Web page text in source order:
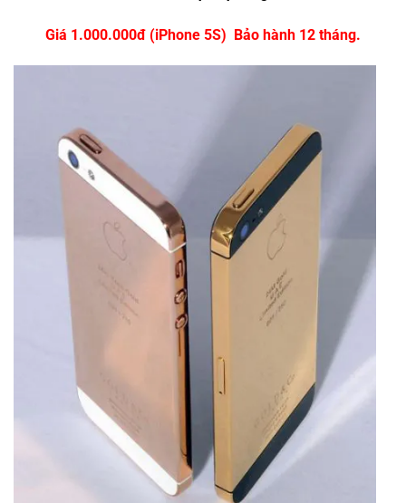
Giá 1.000.000đ (iPhone 5S) Bảo hành 12 tháng.